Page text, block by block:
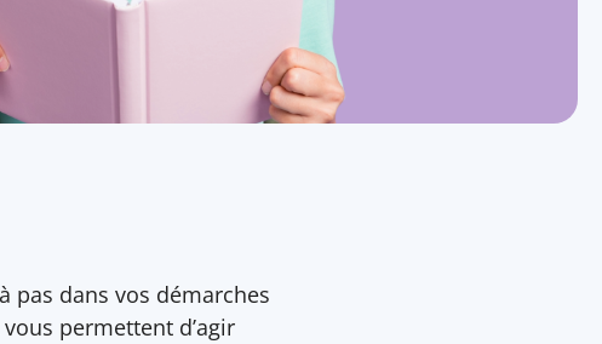
pas dans vos démarches
permettent d’agir